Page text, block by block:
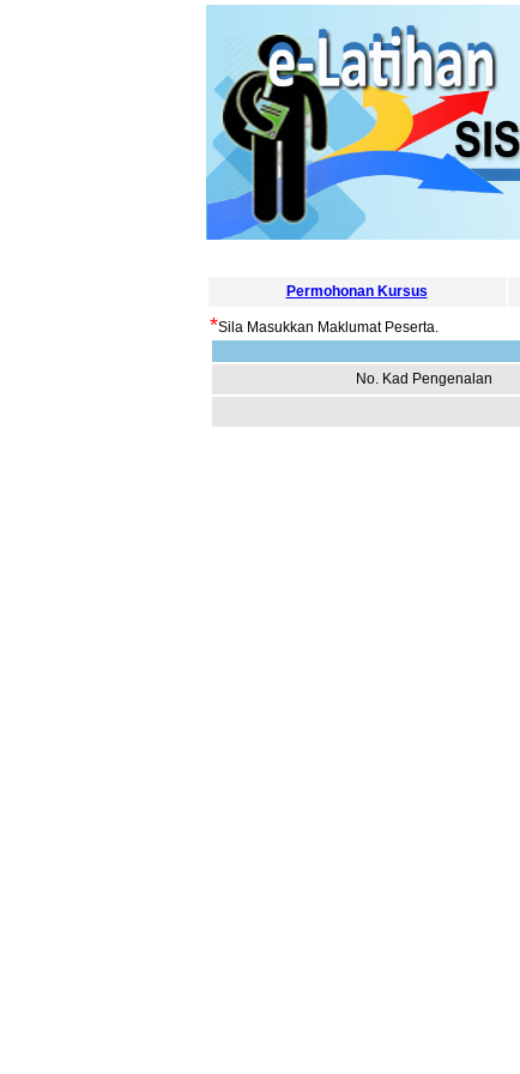
Permohonan Kursus
*Sila Masukkan Maklumat Peserta.
No. Kad Pengenalan